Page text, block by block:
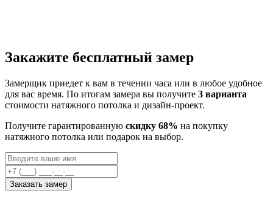
Закажите бесплатный замер
Замерщик приедет к вам в течении часа или в любое удобное
для вас время. По итогам замера вы получите 3 варианта
стоимости натяжного потолка и дизайн-проект.
Получите гарантированную скидку 68% на покупку
натяжного потолка или подарок на выбор.
Заказать замер